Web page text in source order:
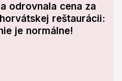
odrovnala cena za
reštaurácii:
je normálne!